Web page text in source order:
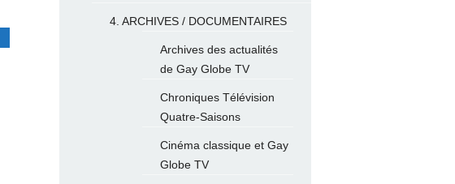
4. ARCHIVES / DOCUMENTAIRES
Archives des actualités
de Gay Globe TV
Chroniques Télévision
Quatre-Saisons
Cinéma classique et Gay
Globe TV